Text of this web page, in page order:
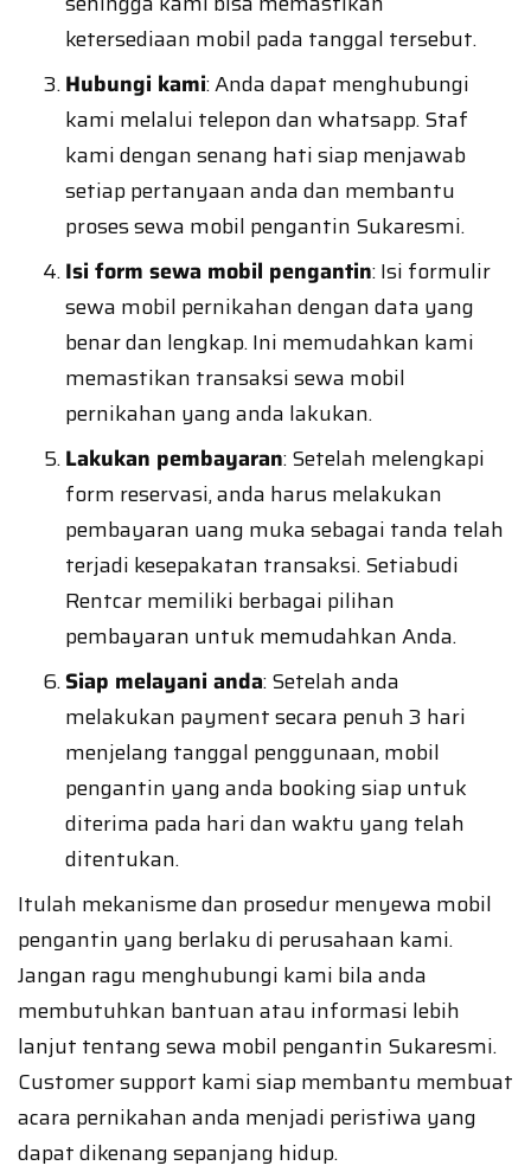
ketersediaan mobil pada tanggal tersebut.
Hubungi kami: Anda dapat menghubungi
kami melalui telepon dan whatsapp. Staf
kami dengan senang hati siap menjawab
setiap pertanyaan anda dan membantu
proses sewa mobil pengantin Sukaresmi.
Isi form sewa mobil pengantin: Isi formulir
sewa mobil pernikahan dengan data yang
benar dan lengkap. Ini memudahkan kami
memastikan transaksi sewa mobil
pernikahan yang anda lakukan.
Lakukan pembayaran: Setelah melengkapi
form reservasi, anda harus melakukan
pembayaran uang muka sebagai tanda telah
terjadi kesepakatan transaksi. Setiabudi
Rentcar memiliki berbagai pilihan
pembayaran untuk memudahkan Anda.
Siap melayani anda: Setelah anda
melakukan payment secara penuh 3 hari
menjelang tanggal penggunaan, mobil
pengantin yang anda booking siap untuk
diterima pada hari dan waktu yang telah
ditentukan.
Itulah mekanisme dan prosedur menyewa mobil
pengantin yang berlaku di perusahaan kami.
Jangan ragu menghubungi kami bila anda
membutuhkan bantuan atau informasi lebih
lanjut tentang sewa mobil pengantin Sukaresmi.
Customer support kami siap membantu membuat
acara pernikahan anda menjadi peristiwa yang
dapat dikenang sepanjang hidup.